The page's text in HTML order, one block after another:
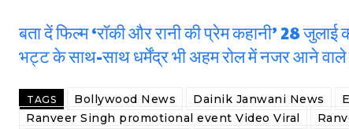
बता दें फिल्म ‘रॉकी और रानी की प्रेम कहानी’ 28
भट्ट के साथ-साथ धर्मेंद्र भी अहम रोल में नजर आने वाले
TAGS Bollywood News Dainik Janwani News
Ranveer Singh promotional event Video Viral